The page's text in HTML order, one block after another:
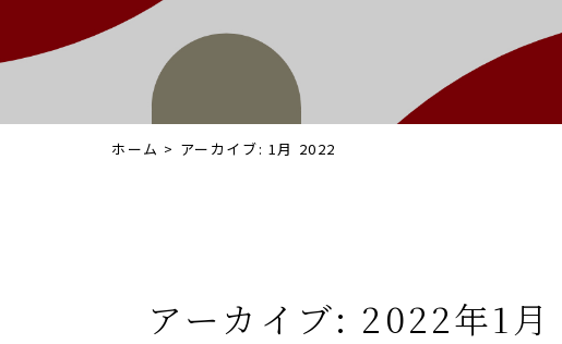
ホーム > アーカイブ: 1月 2022
アーカイブ: 2022年1月